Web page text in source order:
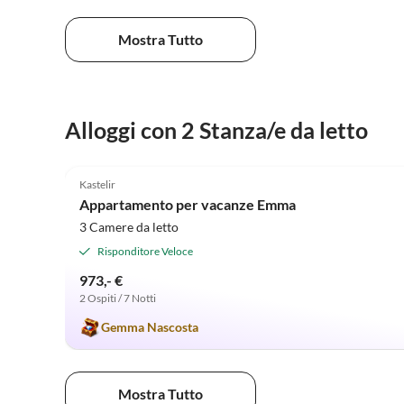
Mostra Tutto
Alloggi con 2 Stanza/e da letto
Kastelir
Appartamento per vacanze Emma
3 Camere da letto
Risponditore Veloce
973,- €
2 Ospiti / 7 Notti
Gemma Nascosta
Mostra Tutto